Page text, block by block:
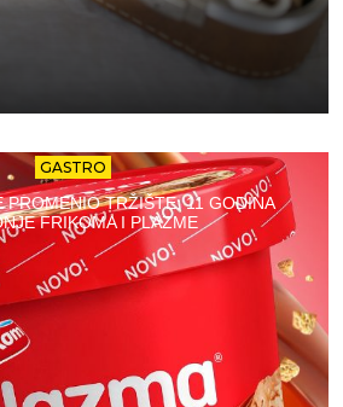
GASTRO
PROMENIO TRŽIŠTE: 11 GODINA
FRIKOMA I PLAZME